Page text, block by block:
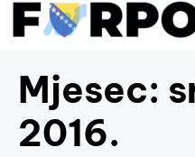
Mjesec:
2016.